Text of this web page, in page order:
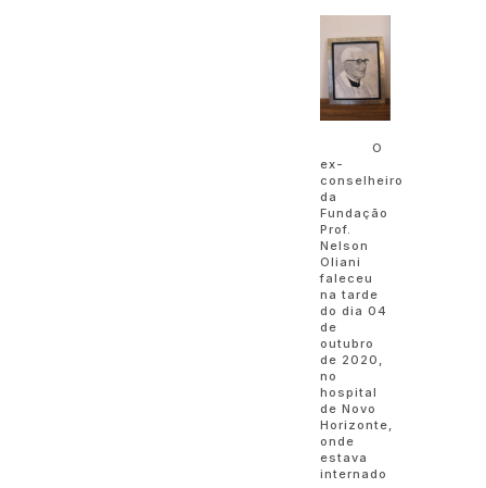
O
ex-
conselheiro
da
Fundação
Prof.
Nelson
Oliani
faleceu
na tarde
do dia 04
de
outubro
de 2020,
no
hospital
de Novo
Horizonte,
onde
estava
internado